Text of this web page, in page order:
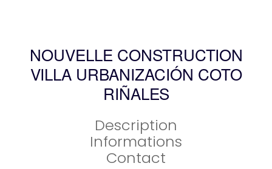
NOUVELLE CONSTRUCTION
VILLA URBANIZACIÓN COTO
RIÑALES
Description
Informations
Contact